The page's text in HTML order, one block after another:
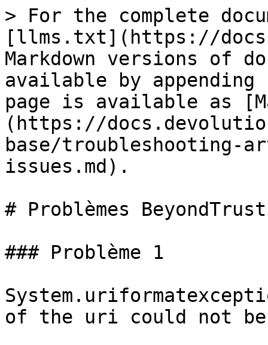
> For the complete
[llms.txt](https://
Markdown versions of
available by
page is available as
(https://
base/troubleshooting-
issues.md).
# Problèmes BeyondTrust
### Problème 1
of the uri could not be